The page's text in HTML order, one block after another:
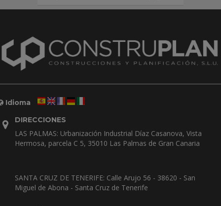
Idioma
DIRECCIONES
LAS PALMAS: Urbanización Industrial Díaz Casanova, Vista
Hermosa, parcela C 5, 35010 Las Palmas de Gran Canaria
SANTA CRUZ DE TENERIFE: Calle Arujo 56 - 38620 - San
Miguel de Abona - Santa Cruz de Tenerife